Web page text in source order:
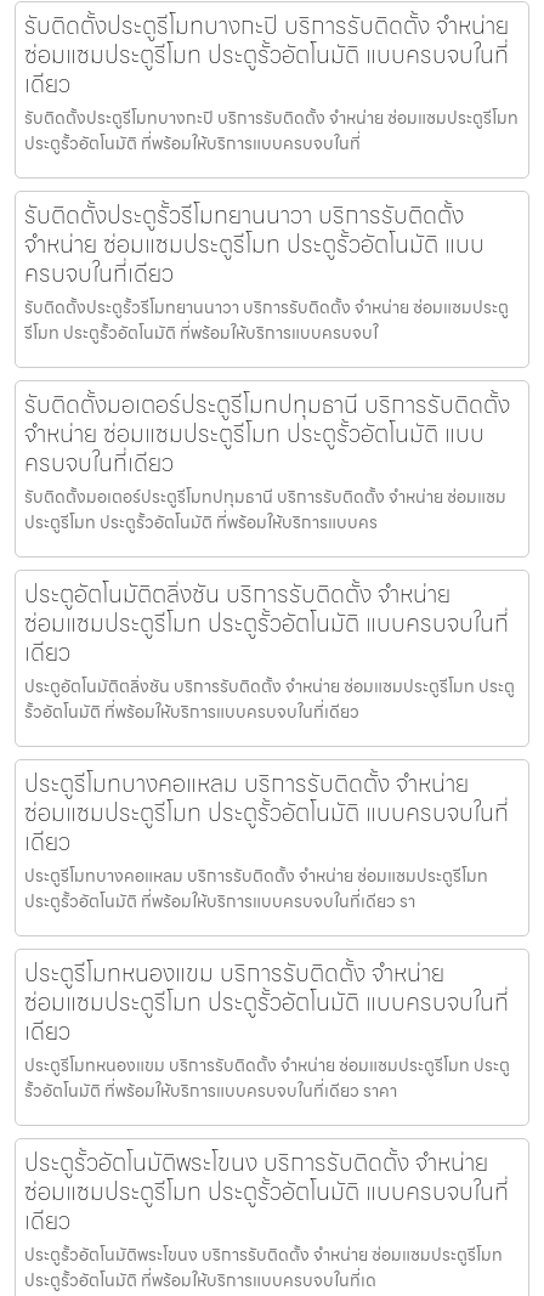
รับติดตั้งประตูรีโมทบางกะปิ บริการรับติดตั้ง จำหน่าย
ซ่อมแซมประตูรีโมท ประตูรั้วอัตโนมัติ แบบครบจบในที่
เดียว
รับติดตั้งประตูรีโมทบางกะปิ บริการรับติดตั้ง จำหน่าย ซ่อมแซมประตูรีโมท
ประตูรั้วอัตโนมัติ ที่พร้อมให้บริการแบบครบจบในที่
รับติดตั้งประตูรั้วรีโมทยานนาวา บริการรับติดตั้ง
จำหน่าย ซ่อมแซมประตูรีโมท ประตูรั้วอัตโนมัติ แบบ
ครบจบในที่เดียว
รับติดตั้งประตูรั้วรีโมทยานนาวา บริการรับติดตั้ง จำหน่าย ซ่อมแซมประตู
รีโมท ประตูรั้วอัตโนมัติ ที่พร้อมให้บริการแบบครบจบใ
รับติดตั้งมอเตอร์ประตูรีโมทปทุมธานี บริการรับติดตั้ง
จำหน่าย ซ่อมแซมประตูรีโมท ประตูรั้วอัตโนมัติ แบบ
ครบจบในที่เดียว
รับติดตั้งมอเตอร์ประตูรีโมทปทุมธานี บริการรับติดตั้ง จำหน่าย ซ่อมแซม
ประตูรีโมท ประตูรั้วอัตโนมัติ ที่พร้อมให้บริการแบบคร
ประตูอัตโนมัติตลิ่งชัน บริการรับติดตั้ง จำหน่าย
ซ่อมแซมประตูรีโมท ประตูรั้วอัตโนมัติ แบบครบจบในที่
เดียว
ประตูอัตโนมัติตลิ่งชัน บริการรับติดตั้ง จำหน่าย ซ่อมแซมประตูรีโมท ประตู
รั้วอัตโนมัติ ที่พร้อมให้บริการแบบครบจบในที่เดียว
ประตูรีโมทบางคอแหลม บริการรับติดตั้ง จำหน่าย
ซ่อมแซมประตูรีโมท ประตูรั้วอัตโนมัติ แบบครบจบในที่
เดียว
ประตูรีโมทบางคอแหลม บริการรับติดตั้ง จำหน่าย ซ่อมแซมประตูรีโมท
ประตูรั้วอัตโนมัติ ที่พร้อมให้บริการแบบครบจบในที่เดียว รา
ประตูรีโมทหนองแขม บริการรับติดตั้ง จำหน่าย
ซ่อมแซมประตูรีโมท ประตูรั้วอัตโนมัติ แบบครบจบในที่
เดียว
ประตูรีโมทหนองแขม บริการรับติดตั้ง จำหน่าย ซ่อมแซมประตูรีโมท ประตู
รั้วอัตโนมัติ ที่พร้อมให้บริการแบบครบจบในที่เดียว ราคา
ประตูรั้วอัตโนมัติพระโขนง บริการรับติดตั้ง จำหน่าย
ซ่อมแซมประตูรีโมท ประตูรั้วอัตโนมัติ แบบครบจบในที่
เดียว
ประตูรั้วอัตโนมัติพระโขนง บริการรับติดตั้ง จำหน่าย ซ่อมแซมประตูรีโมท
ประตูรั้วอัตโนมัติ ที่พร้อมให้บริการแบบครบจบในที่เด